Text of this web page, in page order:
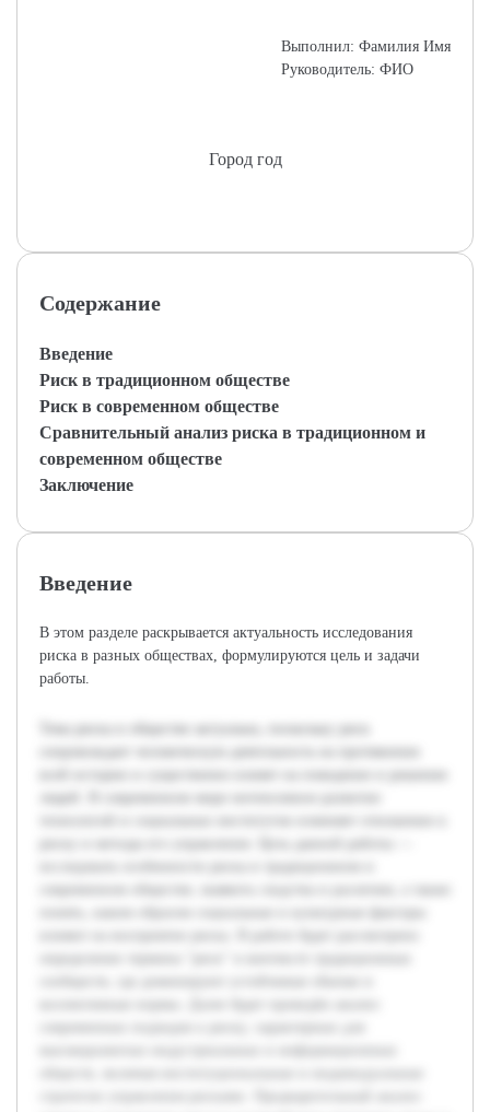
Выполнил: Фамилия Имя
Руководитель: ФИО
Город год
Содержание
Введение
Риск в традиционном обществе
Риск в современном обществе
Сравнительный анализ риска в традиционном и
современном обществе
Заключение
Введение
В этом разделе раскрывается актуальность исследования
риска в разных обществах, формулируются цель и задачи
работы.